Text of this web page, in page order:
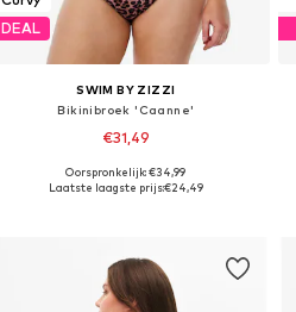
DEAL
SWIM BY ZIZZI
Bikinibroek 'Caanne'
€31,49
Oorspronkelijk: €34,99
Laatste laagste prijs:€24,49